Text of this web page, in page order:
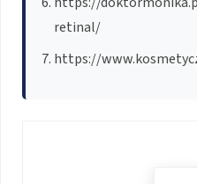
retinal/
https://